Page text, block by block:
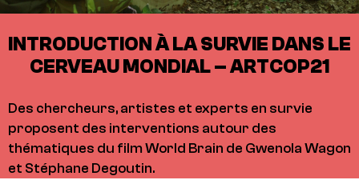
INTRODUCTION À LA SURVIE DANS LE
CERVEAU MONDIAL – ARTCOP21
Des chercheurs, artistes et experts en survie
proposent des interventions autour des
thématiques du film World Brain de Gwenola Wagon
et Stéphane Degoutin.